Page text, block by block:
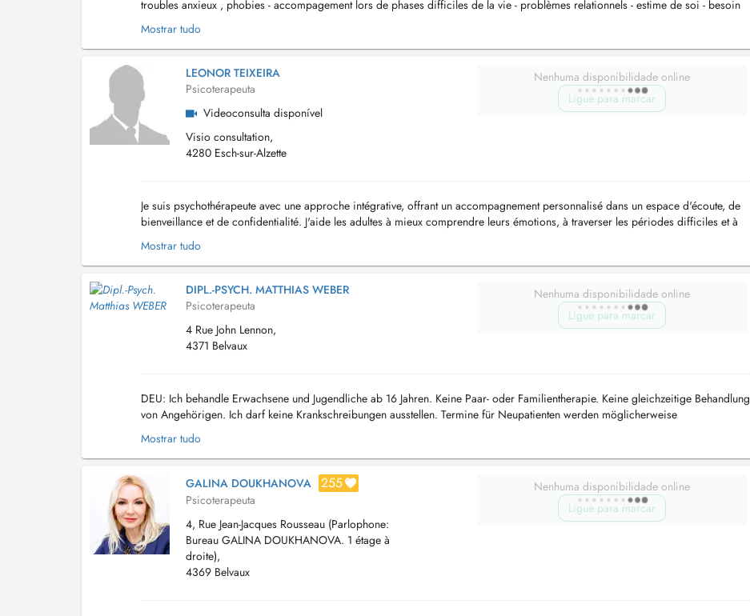
troubles anxieux , phobies - accompagement lors de phases difficiles de la vie - problèmes relationnels - estime de soi - besoin
d'évolution personnelle Vous...
Mostrar tudo
LEONOR TEIXEIRA
Psicoterapeuta
Videoconsulta disponível
Visio consultation,
4280 Esch-sur-Alzette
Nenhuma disponibilidade online
Ligue para marcar
Je suis psychothérapeute avec une approche intégrative, offrant un accompagnement personnalisé dans un espace d'écoute, de
bienveillance et de confidentialité. J'aide les adultes à mieux comprendre leurs émotions, à traverser les périodes difficiles et à
développer des ressources durables pour retro...
Mostrar tudo
DIPL.-PSYCH. MATTHIAS WEBER
Psicoterapeuta
4 Rue John Lennon,
4371 Belvaux
Nenhuma disponibilidade online
Ligue para marcar
DEU: Ich behandle Erwachsene und Jugendliche ab 16 Jahren. Keine Paar- oder Familientherapie. Keine gleichzeitige Behandlung
von Angehörigen. Ich darf keine Krankschreibungen ausstellen. Termine für Neupatienten werden möglicherweise
vorübergehend nicht entgegengenommen. In diesem Fall empfehle ich,...
Mostrar tudo
GALINA DOUKHANOVA 255
Psicoterapeuta
4, Rue Jean-Jacques Rousseau (Parlophone:
Bureau GALINA DOUKHANOVA. 1 étage à
droite),
4369 Belvaux
Nenhuma disponibilidade online
Ligue para marcar